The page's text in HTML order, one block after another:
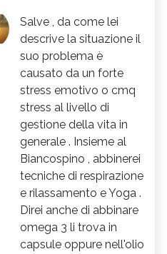
Salve , da come lei
descrive la situazione il
suo problema è
causato da un forte
stress emotivo o cmq
stress al livello di
gestione della vita in
generale . Insieme al
Biancospino , abbinerei
tecniche di respirazione
e rilassamento e Yoga .
Direi anche di abbinare
omega 3 li trova in
capsule oppure nell'olio